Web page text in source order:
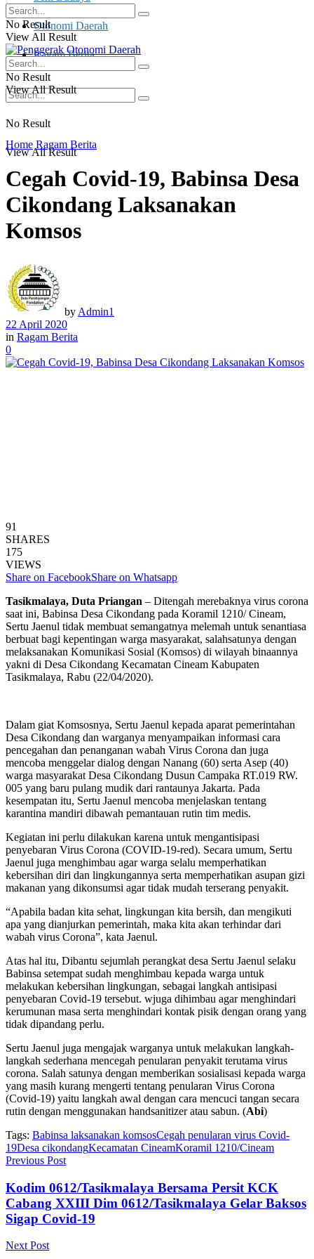
Otonomi Daerah
Ragam Berita
No Result
View All Result
No Result
View All Result
No Result
View All Result
Home Ragam Berita
Cegah Covid-19, Babinsa Desa
Cikondang Laksanakan
Komsos
by Admin1
22 April 2020
in Ragam Berita
0
91
SHARES
175
VIEWS
Share on FacebookShare on Whatsapp
Tasikmalaya, Duta Priangan – Ditengah merebaknya virus corona
saat ini, Babinsa Desa Cikondang pada Koramil 1210/ Cineam,
Sertu Jaenul tidak membuat semangatnya melemah untuk senantiasa
berbuat bagi kepentingan warga masyarakat, salahsatunya dengan
melaksanakan Komunikasi Sosial (Komsos) di wilayah binaannya
yakni di Desa Cikondang Kecamatan Cineam Kabupaten
Tasikmalaya, Rabu (22/04/2020).
Dalam giat Komsosnya, Sertu Jaenul kepada aparat pemerintahan
Desa Cikondang dan warganya menyampaikan informasi cara
pencegahan dan penanganan wabah Virus Corona dan juga
mencoba menggelar dialog dengan Nanang (60) serta Asep (40)
warga masyarakat Desa Cikondang Dusun Campaka RT.019 RW.
005 yang baru pulang mudik dari rantaunya Jakarta. Pada
kesempatan itu, Sertu Jaenul mencoba menjelaskan tentang
karantina mandiri dibawah pemantauan rutin tim medis.
Kegiatan ini perlu dilakukan karena untuk mengantisipasi
penyebaran Virus Corona (COVID-19-red). Secara umum, Sertu
Jaenul juga menghimbau agar warga selalu memperhatikan
kebersihan diri dan lingkungannya serta memperhatikan asupan gizi
makanan yang dikonsumsi agar tidak mudah terserang penyakit.
“Apabila badan kita sehat, lingkungan kita bersih, dan mengikuti
apa yang dianjurkan pemerintah, maka kita akan terhindar dari
wabah virus Corona”, kata Jaenul.
Atas hal itu, Dibantu sejumlah perangkat desa Sertu Jaenul selaku
Babinsa setempat sudah menghimbau kepada warga untuk
melakukan kebersihan lingkungan, sebagai langkah antisipasi
penyebaran Covid-19 tersebut. wjuga dihimbau agar menghindari
kerumunan masa serta menghindari kontak pisik dengan orang yang
tidak dipandang perlu.
Sertu Jaenul juga mengajak warganya untuk melakukan langkah-
langkah sederhana mencegah penularan penyakit terutama virus
corona. Salah satunya dengan memberikan sosialisasi kepada warga
yang masih kurang mengerti tentang penularan Virus Corona
(Covid-19) yaitu langkah awal dengan cara mencuci tangan secara
rutin dengan menggunakan handsanitizer atau sabun. (Abi)
Tags: Babinsa laksanakan komsosCegah penularan virus Covid-
19Desa cikondangKecamatan CineamKoramil 1210/Cineam
Previous Post
Kodim 0612/Tasikmalaya Bersama Persit KCK
Cabang XXIII Dim 0612/Tasikmalaya Gelar Baksos
Sigap Covid-19
Next Post